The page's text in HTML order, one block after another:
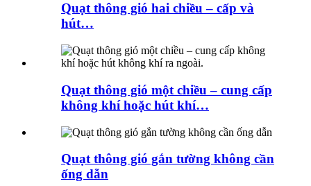
Quạt thông gió hai chiều – cấp và
hút…
Quạt thông gió một chiều – cung cấp
không khí hoặc hút khí…
Quạt thông gió gắn tường không cần
ống dẫn